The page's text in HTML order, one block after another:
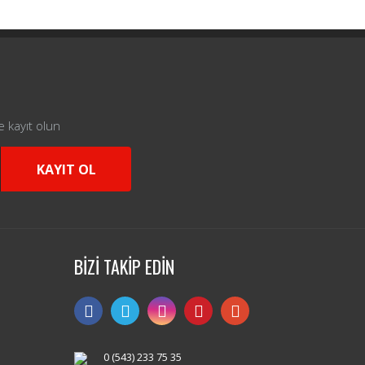
kayıt olun
KAYIT OL
BİZİ TAKİP EDİN
0 (543) 233 75 35